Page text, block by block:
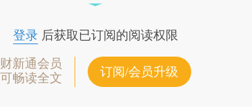
登录后获取已订阅的阅读权限
财新通会员
可畅读全文
订阅/会员升级